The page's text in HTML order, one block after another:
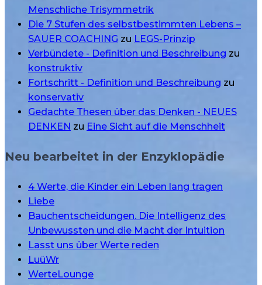
Menschliche Trisymmetrik
Die 7 Stufen des selbstbestimmten Lebens –
SAUER COACHING zu LEGS-Prinzip
Verbündete - Definition und Beschreibung zu
konstruktiv
Fortschritt - Definition und Beschreibung zu
konservativ
Gedachte Thesen über das Denken - NEUES
DENKEN zu Eine Sicht auf die Menschheit
Neu bearbeitet in der Enzyklopädie
4 Werte, die Kinder ein Leben lang tragen
Liebe
Bauchentscheidungen. Die Intelligenz des
Unbewussten und die Macht der Intuition
Lasst uns über Werte reden
LuüWr
WerteLounge